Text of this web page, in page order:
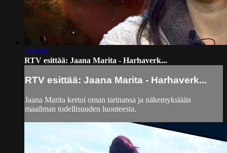
1:09:01
RTV esittää: Jaana Marita - Harhaverk...
RTV esittää: Jaana Marita - Harhaverk...
Jaana Marita kertoi oman tarinansa ja näkemyksiään
maailman todellisuuden luonteesta.